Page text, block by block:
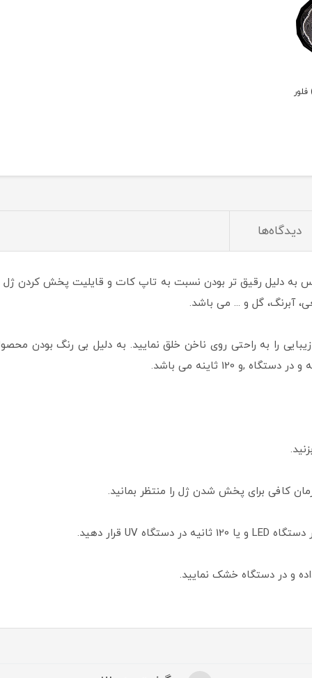
دیدگاه‌ها
دلیل رقیق تر بودن نسبت به تاپ کات و قایلیت پخش کردن ژل
آبرنگ، گل و ... می باشد.
را به راحتی روی ناخن خلق نمایید. به دلیل بی رنگ بودن
کافی برای پخش شدن ژل را منتظر بمانید.
و در دستگاه خشک نمایید.